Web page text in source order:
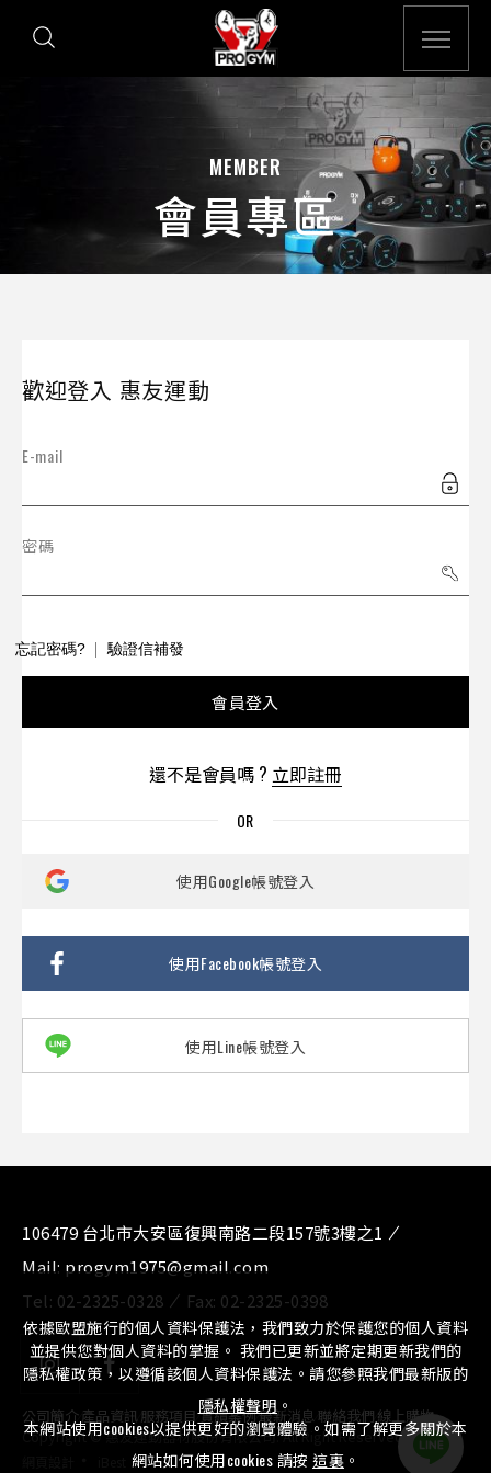
MEMBER
會員專區
歡迎登入 惠友運動
E-mail
密碼
忘記密碼? 驗證信補發
會員登入
還不是會員嗎 ? 立即註冊
使用Google帳號登入
使用Facebook帳號登入
使用Line帳號登入
106479 台北市大安區復興南路二段157號3樓之1
Mail: progym1975@gmail.com
Tel: 02-2325-0328 Fax: 02-2325-0398
公司簡介產品資訊 服務項目⁄實績案例⁄最新消息 聯絡我們 線上購物
Copyright © 惠友運動器材股份有限公司. All Right Reserved.
依據歐盟施行的個人資料保護法，我們致力於保護您的個人資料
並提供您對個人資料的掌握。 我們已更新並將定期更新我們的
隱私權政策，以遵循該個人資料保護法。請您參照我們最新版的
隱私權聲明 。
本網站使用cookies以提供更好的瀏覽體驗。如需了解更多關於本
網站如何使用cookies 請按 這裏 。